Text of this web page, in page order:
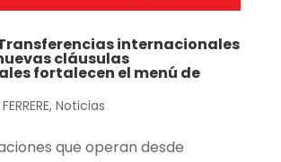
internacionales
cláusulas
fortalecen el menú de
FERRERE, Noticias
que operan desde